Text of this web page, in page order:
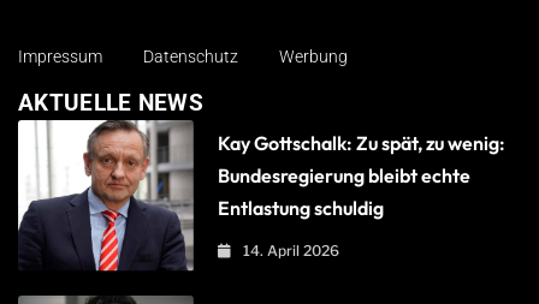
Impressum Datenschutz Werbung
AKTUELLE NEWS
Kay Gottschalk: Zu spät, zu wenig:
Bundesregierung bleibt echte
Entlastung schuldig
14. April 2026